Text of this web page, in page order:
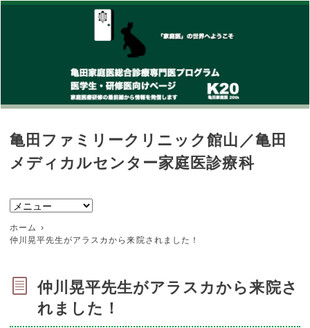
亀田ファミリークリニック館山／亀田
メディカルセンター家庭医診療科
ホーム
仲川晃平先生がアラスカから来院されました！
仲川晃平先生がアラスカから来院さ
れました！